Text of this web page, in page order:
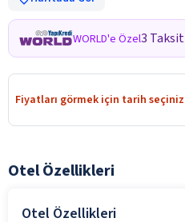
WORLD'e Özel3 Taksit
Fiyatları görmek için tarih seçiniz
Otel Özellikleri
Otel Özellikleri